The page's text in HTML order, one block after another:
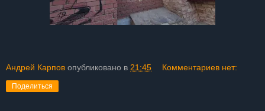
Андрей Карпов опубликовано в 21:45 Комментариев нет:
Поделиться